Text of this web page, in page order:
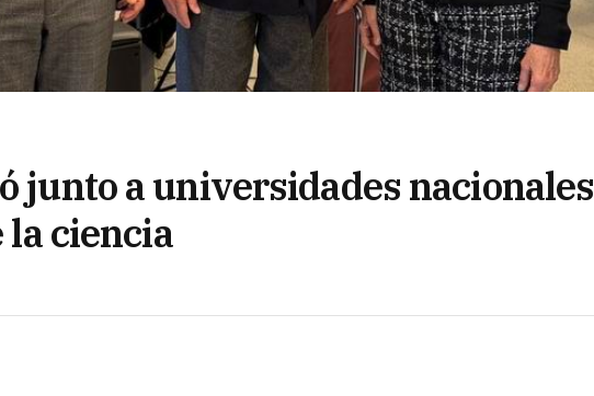
junto a universidades nacionales
ciencia